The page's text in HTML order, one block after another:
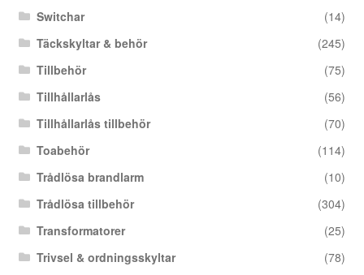
Switchar
(14)
Täckskyltar & behör
(245)
Tillbehör
(75)
Tillhållarlås
(56)
Tillhållarlås tillbehör
(70)
Toabehör
(114)
Trådlösa brandlarm
(10)
Trådlösa tillbehör
(304)
Transformatorer
(25)
Trivsel & ordningsskyltar
(78)